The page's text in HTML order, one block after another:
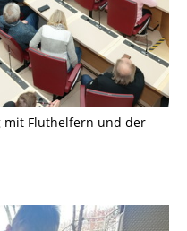
mit Fluthelfern und der